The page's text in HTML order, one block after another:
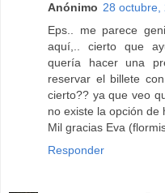
Anónimo 28 octubre,
Eps.. me parece
aquí,.. cierto que
quería hacer una
reservar el billete
cierto?? ya que veo
no existe la opción de
Mil gracias Eva
Responder